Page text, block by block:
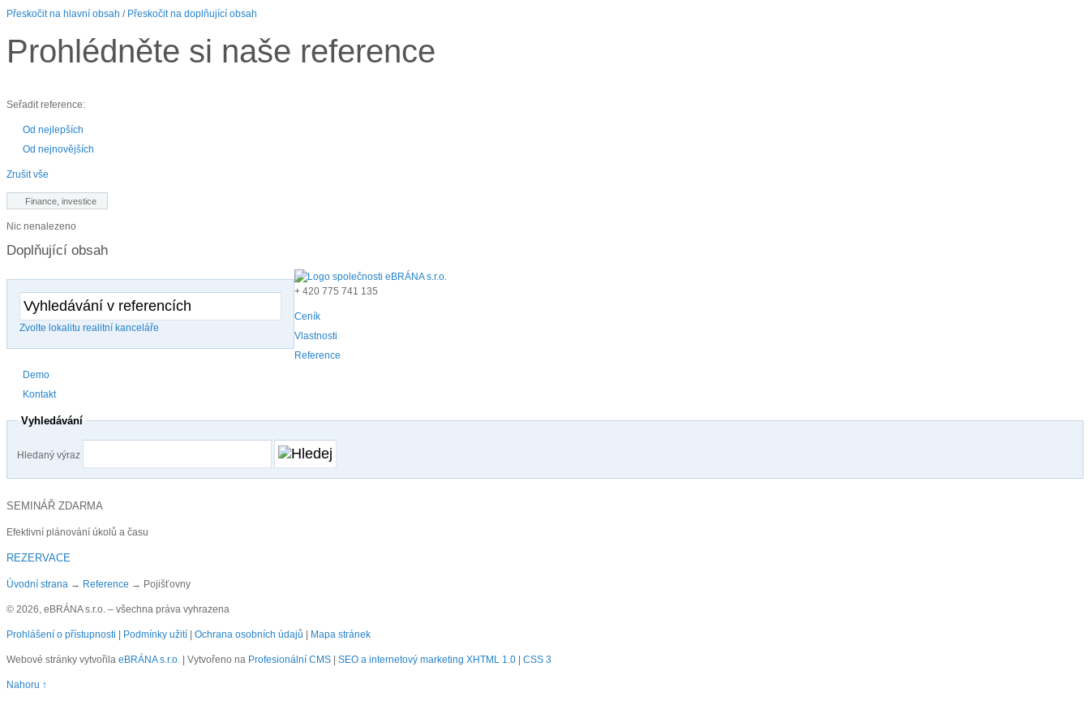
Přeskočit na hlavní obsah / Přeskočit na doplňující obsah
Prohlédněte si naše reference
Seřadit reference:
Od nejlepších
Od nejnovějších
Zrušit vše
Finance, investice
Nic nenalezeno
Doplňující obsah
Zvolte lokalitu realitní kanceláře
+ 420 775 741 135
Ceník
Vlastnosti
Reference
Demo
Kontakt
Vyhledávání
Hledaný výraz
SEMINÁŘ ZDARMA
Efektivní plánování úkolů a času
REZERVACE
Úvodní strana → Reference → Pojišťovny
© 2026, eBRÁNA s.r.o. – všechna práva vyhrazena
Prohlášení o přístupnosti Podmínky užití Ochrana osobních údajů Mapa stránek
Webové stránky vytvořila eBRÁNA s.r.o. | Vytvořeno na Profesionální CMS SEO a internetový marketing XHTML 1.0 CSS 3
Nahoru ↑